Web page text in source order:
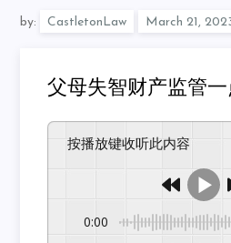
by: CastletonLaw
父母失智财产监管
按播放键收听此内容
0:00